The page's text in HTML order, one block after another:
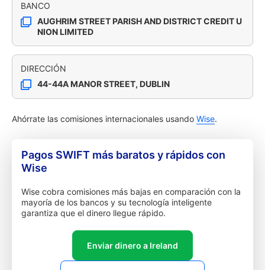
BANCO
AUGHRIM STREET PARISH AND DISTRICT CREDIT U
NION LIMITED
DIRECCIÓN
44-44A MANOR STREET, DUBLIN
Ahórrate las comisiones internacionales usando Wise.
Pagos SWIFT más baratos y rápidos con
Wise
Wise cobra comisiones más bajas en comparación con la
mayoría de los bancos y su tecnología inteligente
garantiza que el dinero llegue rápido.
Enviar dinero a Ireland